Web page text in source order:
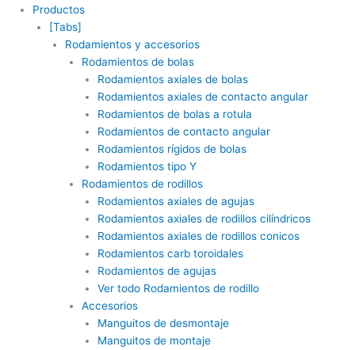
Productos
[Tabs]
Rodamientos y accesorios
Rodamientos de bolas
Rodamientos axiales de bolas
Rodamientos axiales de contacto angular
Rodamientos de bolas a rotula
Rodamientos de contacto angular
Rodamientos rígidos de bolas
Rodamientos tipo Y
Rodamientos de rodillos
Rodamientos axiales de agujas
Rodamientos axiales de rodillos cilíndricos
Rodamientos axiales de rodillos conicos
Rodamientos carb toroidales
Rodamientos de agujas
Ver todo Rodamientos de rodillo
Accesorios
Manguitos de desmontaje
Manguitos de montaje